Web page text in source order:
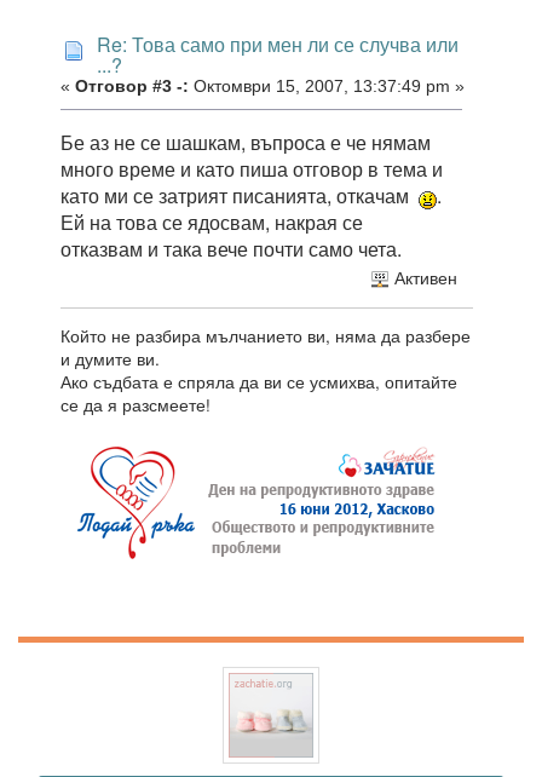
Re: Това само при мен ли се случва или
...?
« Отговор #3 -: Октомври 15, 2007, 13:37:49 pm »
Бе аз не се шашкам, въпроса е че нямам
много време и като пиша отговор в тема и
като ми се затрият писанията, откачам
.
Ей на това се ядосвам, накрая се
отказвам и така вече почти само чета.
Активен
Който не разбира мълчанието ви, няма да разбере
и думите ви.
Ако съдбата е спряла да ви се усмихва, опитайте
се да я разсмеете!